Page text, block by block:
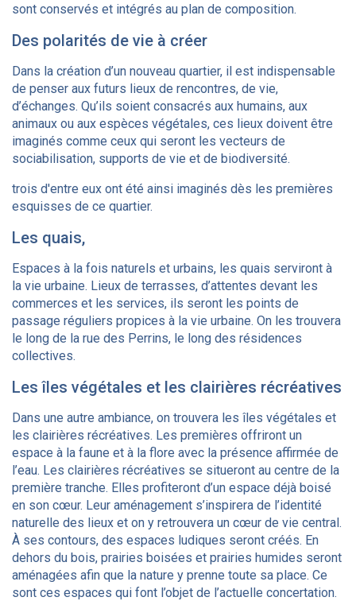
sont conservés et intégrés au plan de composition.
Des polarités de vie à créer
Dans la création d’un nouveau quartier, il est indispensable
de penser aux futurs lieux de rencontres, de vie,
d’échanges. Qu’ils soient consacrés aux humains, aux
animaux ou aux espèces végétales, ces lieux doivent être
imaginés comme ceux qui seront les vecteurs de
sociabilisation, supports de vie et de biodiversité.
trois d'entre eux ont été ainsi imaginés dès les premières
esquisses de ce quartier.
Les quais,
Espaces à la fois naturels et urbains, les quais serviront à
la vie urbaine. Lieux de terrasses, d’attentes devant les
commerces et les services, ils seront les points de
passage réguliers propices à la vie urbaine. On les trouvera
le long de la rue des Perrins, le long des résidences
collectives.
Les îles végétales et les clairières récréatives
Dans une autre ambiance, on trouvera les îles végétales et
les clairières récréatives. Les premières offriront un
espace à la faune et à la flore avec la présence affirmée de
l’eau. Les clairières récréatives se situeront au centre de la
première tranche. Elles profiteront d’un espace déjà boisé
en son cœur. Leur aménagement s’inspirera de l’identité
naturelle des lieux et on y retrouvera un cœur de vie central.
À ses contours, des espaces ludiques seront créés. En
dehors du bois, prairies boisées et prairies humides seront
aménagées afin que la nature y prenne toute sa place. Ce
sont ces espaces qui font l’objet de l’actuelle concertation.